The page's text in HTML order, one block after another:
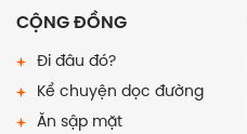
CỘNG ĐỒNG
Đi đâu đó?
Kể chuyện dọc đường
Ăn sập mặt